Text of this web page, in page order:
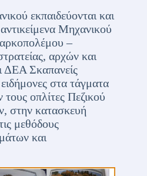
εκπαιδεύονται και
Μηχανικού
–
αρχών και
ΔΕΑ Σκαπανείς
στα τάγματα
οπλίτες Πεζικού
στην κατασκευή
μεθόδους
και